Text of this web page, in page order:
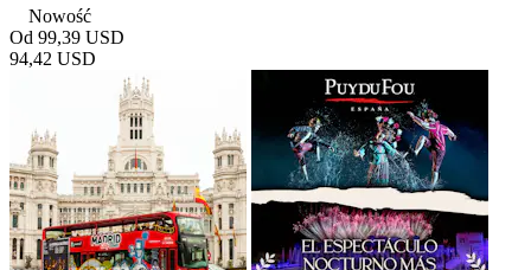
Nowość
Od 99,39 USD
94,42 USD